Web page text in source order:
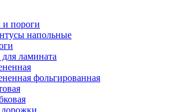
пороги
напольные
ламината
фольгированная